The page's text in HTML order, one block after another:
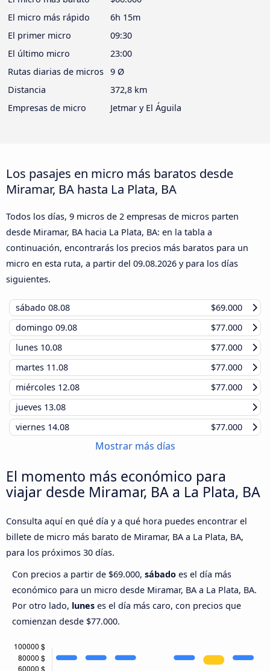
El micro más rápido
6h 15m
El primer micro
09:30
El último micro
23:00
Rutas diarias de micros 9 Ø
Distancia
372,8 km
Empresas de micro
Jetmar y El Águila
Los pasajes en micro más baratos desde
Miramar, BA hasta La Plata, BA
Todos los días, 9 micros de 2 empresas de micros parten
desde Miramar, BA hacia La Plata, BA: en la tabla a
continuación, encontrarás los precios más baratos para un
micro en esta ruta, a partir del 09.08.2026 y para los días
siguientes.
sábado 08.08
$69.000
domingo 09.08
$77.000
lunes 10.08
$77.000
martes 11.08
$77.000
miércoles 12.08
$77.000
jueves 13.08
viernes 14.08 $77.000
Mostrar más días
El momento más económico para
viajar desde Miramar, BA a La Plata, BA
Consulta aquí en qué día y a qué hora puedes encontrar el
billete de micro más barato de Miramar, BA a La Plata, BA,
para los próximos 30 días.
Con precios a partir de $69.000, sábado es el día más
económico para un micro desde Miramar, BA a La Plata, BA.
Por otro lado, lunes es el día más caro, con precios que
comienzan desde $77.000.